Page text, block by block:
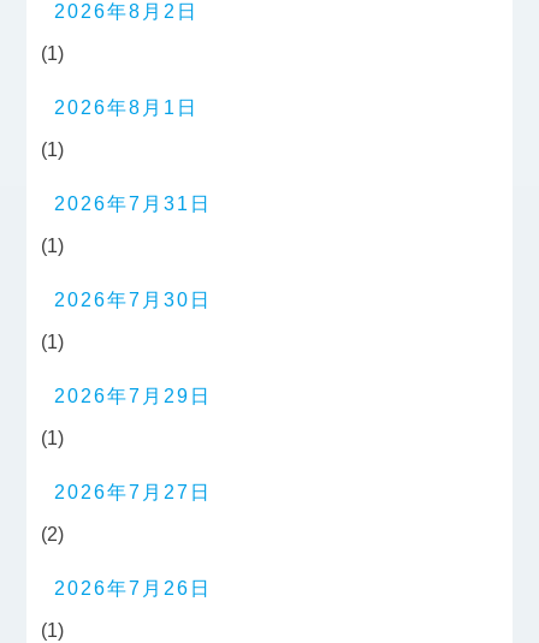
2026年8月2日
(1)
2026年8月1日
(1)
2026年7月31日
(1)
2026年7月30日
(1)
2026年7月29日
(1)
2026年7月27日
(2)
2026年7月26日
(1)